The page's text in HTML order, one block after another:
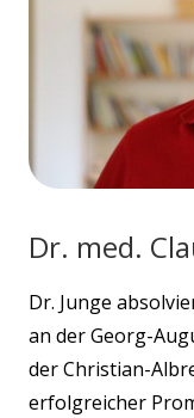
Dr. med.
Dr. Junge
an der Georg-
der Christian-
erfolgreicher